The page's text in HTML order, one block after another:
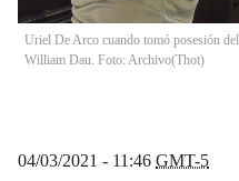
Uriel De Arco cuando tomó posesión
William Dau. Foto: Archivo(Thot)
04/03/2021 - 11:46 GMT-5